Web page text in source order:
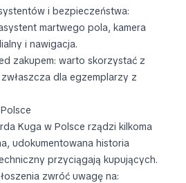
i bezpieczeństwa:
martwego pola, kamera
i nawigacja.
zakupem: warto skorzystać z
dla egzemplarzy z
Kuga w Polsce rządzi kilkoma
udokumentowana historia
przyciągają kupujących.
zwróć uwagę na: